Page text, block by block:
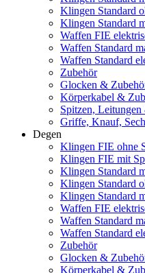
Klingen Standard
Klingen Standard
Waffen FIE
Waffen Standard
Waffen Standard
Zubehör
Glocken &
Körperkabel &
Spitzen,
Griffe, Knauf,
Degen
Klingen FIE ohne
Klingen FIE mit
Klingen Standard
Klingen Standard
Klingen Standard
Waffen FIE
Waffen Standard
Waffen Standard
Zubehör
Glocken &
Körperkabel &